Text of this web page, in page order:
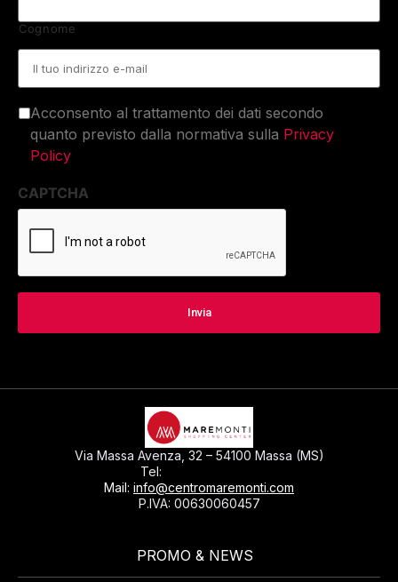
Cognome
Acconsento al trattamento dei dati secondo
quanto previsto dalla normativa sulla Privacy
Policy
CAPTCHA
Via Massa Avenza, 32 – 54100 Massa (MS)
Tel:
Mail: info@centromaremonti.com
P.IVA: 00630060457
PROMO & NEWS